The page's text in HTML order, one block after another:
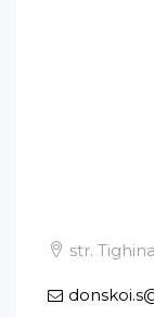
str.